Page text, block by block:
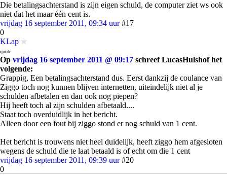
Die betalingsachterstand is zijn eigen schuld, de computer ziet ws ook
niet dat het maar één cent is.
vrijdag 16 september 2011, 09:34 uur #17
0
KLap
quote:
Op vrijdag 16 september 2011 @ 09:17 schreef LucasHulshof het
volgende:
Grappig, Een betalingsachterstand dus. Eerst dankzij de coulance van
Ziggo toch nog kunnen blijven internetten, uiteindelijk niet al je
schulden afbetalen en dan ook nog piepen?
Hij heeft toch al zijn schulden afbetaald....
Staat toch overduidlijk in het bericht.
Alleen door een fout bij ziggo stond er nog schuld van 1 cent.
Het bericht is trouwens niet heel duidelijk, heeft ziggo hem afgesloten
wegens de schuld die te laat betaald is of echt om die 1 cent
vrijdag 16 september 2011, 09:39 uur #20
0